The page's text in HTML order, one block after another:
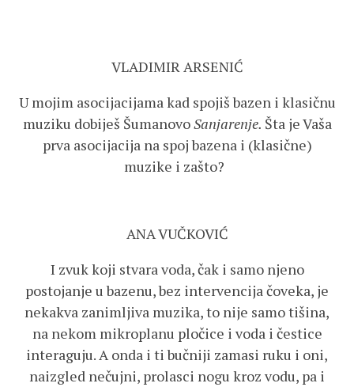
VLADIMIR ARSENIĆ
U mojim asocijacijama kad spojiš bazen i klasičnu
muziku dobiješ ŠumanovoSanjarenje. Šta je Vaša
prva asocijacija na spoj bazena i (klasične)
muzike i zašto?
ANA VUČKOVIĆ
I zvuk koji stvara voda, čak i samo njeno
postojanje u bazenu, bez intervencija čoveka, je
nekakva zanimljiva muzika, to nije samo tišina,
na nekom mikroplanu pločice i voda i čestice
interaguju. A onda i ti bučniji zamasi ruku i oni,
naizgled nečujni, prolasci nogu kroz vodu, pa i